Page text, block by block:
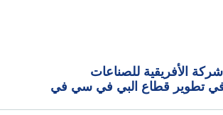
الأفريقية للصناعات
في تطوير قطاع البي في سي في